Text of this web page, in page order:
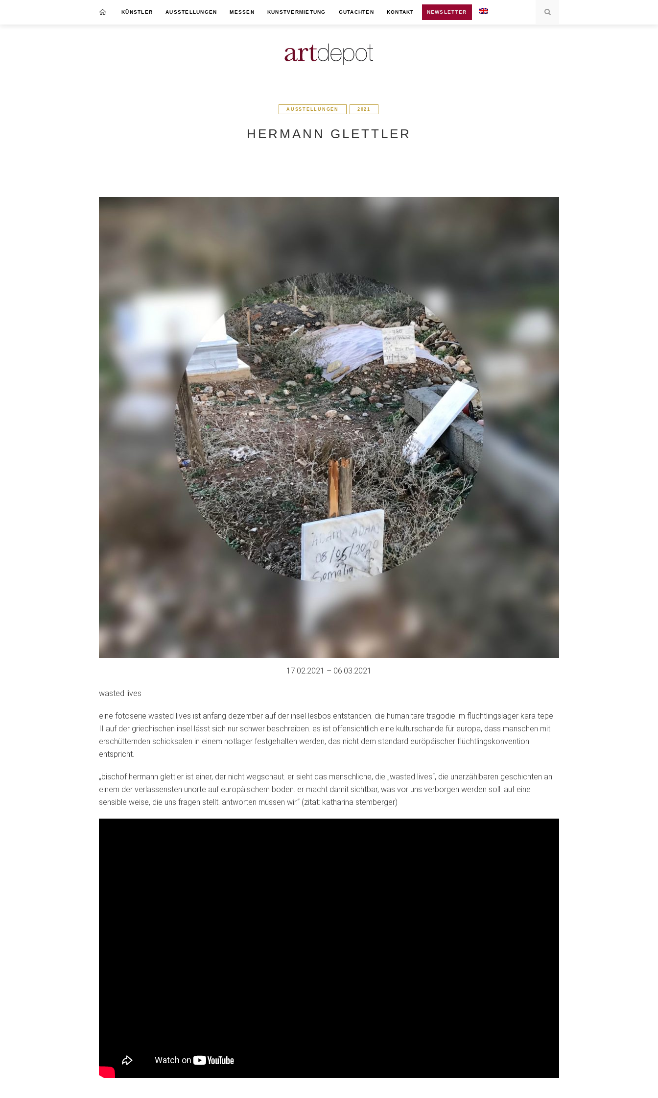
KÜNSTLER AUSSTELLUNGEN MESSEN KUNSTVERMIETUNG GUTACHTEN KONTAKT NEWSLETTER
AUSSTELLUNGEN 2021
HERMANN GLETTLER
17.02.2021 – 06.03.2021
wasted lives
eine fotoserie wasted lives ist anfang dezember auf der insel lesbos entstanden. die humanitäre tragödie im flüchtlingslager kara tepe
II auf der griechischen insel lässt sich nur schwer beschreiben. es ist offensichtlich eine kulturschande für europa, dass manschen mit
erschütternden schicksalen in einem notlager festgehalten werden, das nicht dem standard euröpäischer flüchtlingskonvention
entspricht.
„bischof hermann glettler ist einer, der nicht wegschaut. er sieht das menschliche, die „wasted lives“, die unerzählbaren geschichten an
einem der verlassensten unorte auf europäischem boden. er macht damit sichtbar, was vor uns verborgen werden soll. auf eine
sensible weise, die uns fragen stellt. antworten müssen wir.“ (zitat: katharina stemberger)